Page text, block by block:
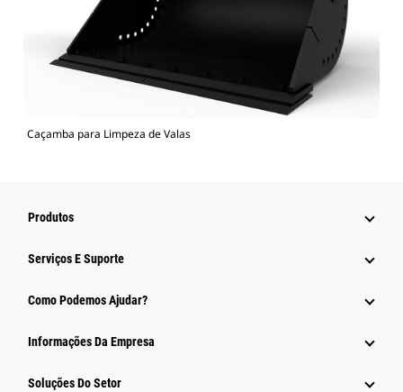
Caçamba para Limpeza de Valas
Produtos
Serviços E Suporte
Como Podemos Ajudar?
Informações Da Empresa
Soluções Do Setor